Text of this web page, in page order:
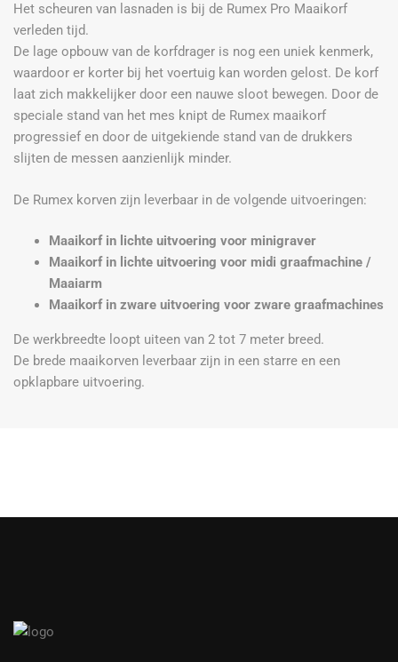
Het scheuren van lasnaden is bij de Rumex Pro Maaikorf
verleden tijd.
De lage opbouw van de korfdrager is nog een uniek kenmerk,
waardoor er korter bij het voertuig kan worden gelost. De korf
laat zich makkelijker door een nauwe sloot bewegen. Door de
speciale stand van het mes knipt de Rumex maaikorf
progressief en door de uitgekiende stand van de drukkers
slijten de messen aanzienlijk minder.
De Rumex korven zijn leverbaar in de volgende uitvoeringen:
Maaikorf in lichte uitvoering voor minigraver
Maaikorf in lichte uitvoering voor midi graafmachine /
Maaiarm
Maaikorf in zware uitvoering voor zware graafmachines
De werkbreedte loopt uiteen van 2 tot 7 meter breed.
De brede maaikorven leverbaar zijn in een starre en een
opklapbare uitvoering.